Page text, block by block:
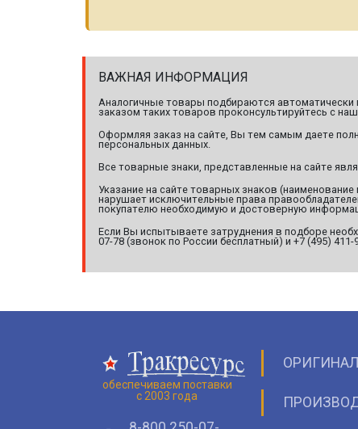
ВАЖНАЯ ИНФОРМАЦИЯ
Аналогичные товары подбираются автоматически
заказом таких товаров проконсультируйтесь с
Оформляя заказ на сайте, Вы тем самым даете
персональных данных.
Все товарные знаки, представленные на сайте
Указание на сайте товарных знаков
нарушает исключительные права
покупателю необходимую и достоверную
Если Вы испытываете затруднения в подборе
07-78 (звонок по России бесплатный) и +7 (495)
обеспечиваем поставки
с 2003 года